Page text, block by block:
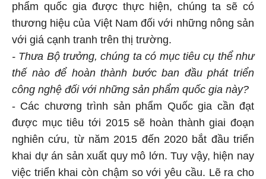
phẩm quốc gia được thực hiện, chúng ta sẽ có
thương hiệu của Việt Nam đối với những nông sản
với giá cạnh tranh trên thị trường.
- Thưa Bộ trưởng, chúng ta có mục tiêu cụ thể như
thế nào để hoàn thành bước ban đầu phát triển
công nghệ đối với những sản phẩm quốc gia này?
- Các chương trình sản phẩm Quốc gia cần đạt
được mục tiêu tới 2015 sẽ hoàn thành giai đoạn
nghiên cứu, từ năm 2015 đến 2020 bắt đầu triển
khai dự án sản xuất quy mô lớn. Tuy vậy, hiện nay
việc triển khai còn chậm so với yêu cầu. Lẽ ra cho